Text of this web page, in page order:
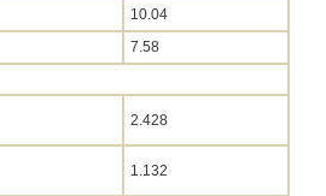
10.04
7.58
2.428
1.132